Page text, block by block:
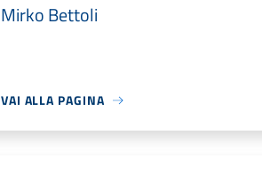
Mirko Bettoli
VAI ALLA PAGINA